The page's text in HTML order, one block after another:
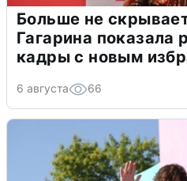
Больше не
Гагарина показала
кадры с новым
6 августа 66